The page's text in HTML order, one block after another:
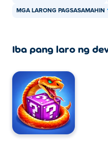
MGA LARONG PAGSASAMAHIN
Iba pang laro ng